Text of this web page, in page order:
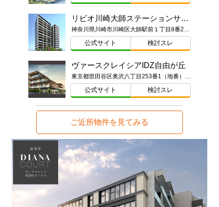
リビオ川崎大師ステーションサイト
神奈川県川崎市川崎区大師駅前１丁目8番2他（地番）
公式サイト 検討スレ
ヴァースクレイシアIDZ自由が丘
東京都世田谷区奥沢八丁目253番1（地番）東京都世田谷区奥沢八丁目1番23-○○○号（住居表示）
公式サイト 検討スレ
ご近所物件を見てみる